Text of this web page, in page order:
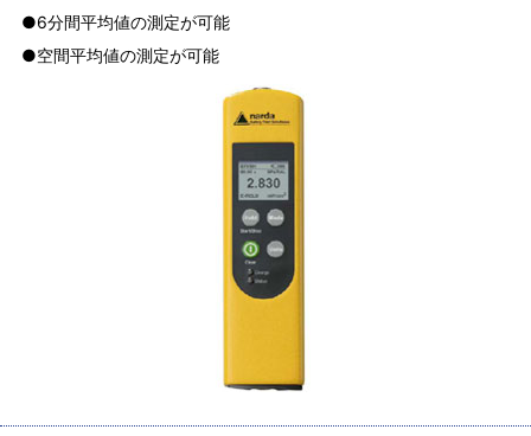
●6分間平均値の測定が可能
●空間平均値の測定が可能